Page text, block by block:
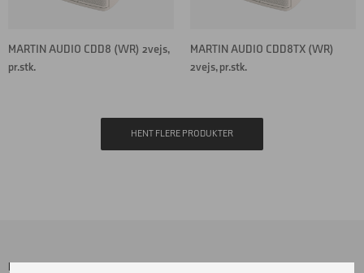
MARTIN AUDIO CDD8 (WR) 2vejs,
pr.stk.
MARTIN AUDIO CDD8TX (WR)
2vejs, pr.stk.
HENT FLERE PRODUKTER
Menu Sociale Medier